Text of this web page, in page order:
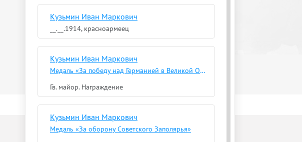
Кузьмин Иван Маркович
__.__.1914, красноармеец
Кузьмин Иван Маркович
Медаль «За победу над Германией в Великой Отечественной войне 1941–1945 гг.»
Гв. майор. Награждение
Кузьмин Иван Маркович
Медаль «За оборону Советского Заполярья»